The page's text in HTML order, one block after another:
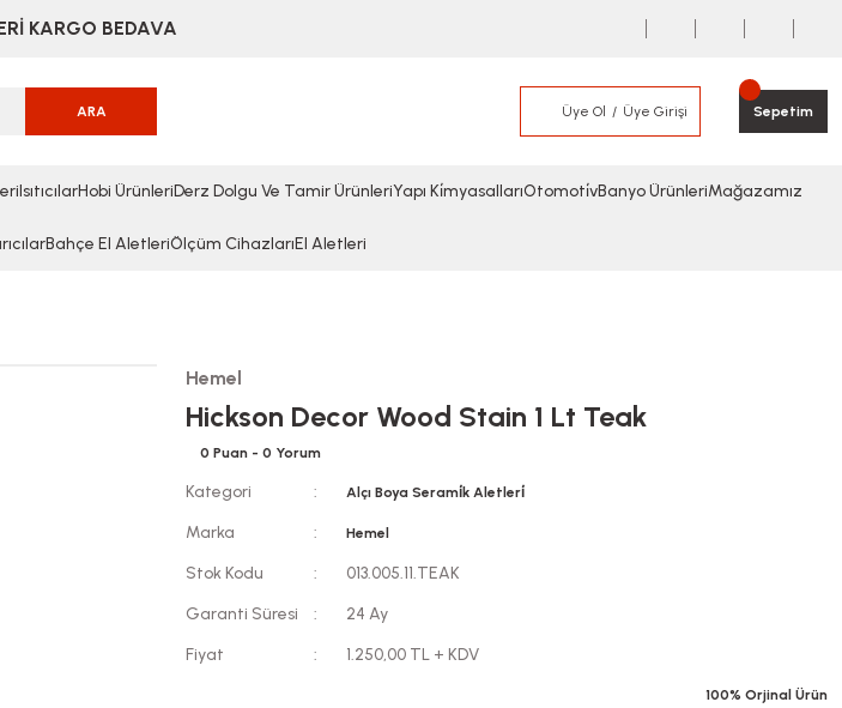
KARGO BEDAVA
ARA Üye Ol Üye Girişi Sepetim
IsıtıcılarHobi ÜrünleriDerz Dolgu Ve Tamir ÜrünleriYapı Ki̇myasallarıOtomoti̇vBanyo ÜrünleriMağazamız
Bahçe El AletleriÖlçüm CihazlarıEl Aletleri
Hemel
Hickson Decor Wood Stain 1 Lt Teak
0 Puan - 0 Yorum
Kategori Alçı Boya Serami̇k Aletleri̇
Marka Hemel
Stok Kodu
013.005.11.TEAK
Garanti Süresi
24 Ay
Fiyat
1.250,00 TL + KDV
100% Orjinal Ürün